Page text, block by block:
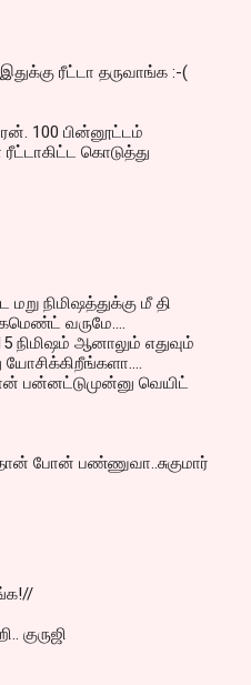
ரீட்டா தருவாங்க :-(
100 பின்னூட்டம்
கொடுத்து
மறு நிமிஷத்துக்கு மீ தி
வருமே....
நிமிஷம் ஆனாலும் எதுவும்
பன்னட்டுமுன்னு வெயிட்
போன் பண்ணுவா..சுகுமார்
குருஜி